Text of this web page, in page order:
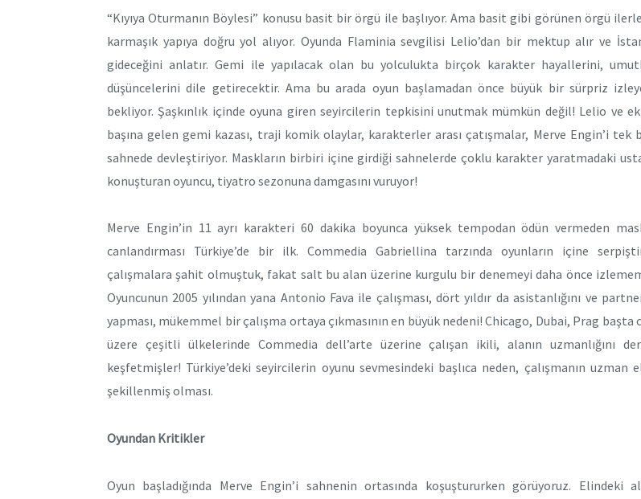
“Kıyıya Oturmanın Böylesi” konusu basit bir örgü ile başlıyor. Ama basit gibi görünen örgü
karmaşık yapıya doğru yol alıyor. Oyunda Flaminia sevgilisi Lelio’dan bir mektup alır ve
gideceğini anlatır. Gemi ile yapılacak olan bu yolculukta birçok karakter hayallerini,
düşüncelerini dile getirecektir. Ama bu arada oyun başlamadan önce büyük bir sürpriz
bekliyor. Şaşkınlık içinde oyuna giren seyircilerin tepkisini unutmak mümkün değil! Lelio ve
başına gelen gemi kazası, traji komik olaylar, karakterler arası çatışmalar, Merve Engin’i tek
sahnede devleştiriyor. Maskların birbiri içine girdiği sahnelerde çoklu karakter yaratmadaki
konuşturan oyuncu, tiyatro sezonuna damgasını vuruyor!
Merve Engin’in 11 ayrı karakteri 60 dakika boyunca yüksek tempodan ödün vermeden
canlandırması Türkiye’de bir ilk. Commedia Gabriellina tarzında oyunların içine
çalışmalara şahit olmuştuk, fakat salt bu alan üzerine kurgulu bir denemeyi daha önce
Oyuncunun 2005 yılından yana Antonio Fava ile çalışması, dört yıldır da asistanlığını ve
yapması, mükemmel bir çalışma ortaya çıkmasının en büyük nedeni! Chicago, Dubai, Prag başta
üzere çeşitli ülkelerinde Commedia dell’arte üzerine çalışan ikili, alanın uzmanlığını
keşfetmişler! Türkiye’deki seyircilerin oyunu sevmesindeki başlıca neden, çalışmanın uzman
şekillenmiş olması.
Oyundan Kritikler
Oyun başladığında Merve Engin’i sahnenin ortasında koşuştururken görüyoruz. Elindeki